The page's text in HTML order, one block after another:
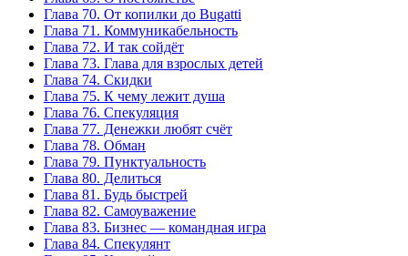
Глава 70. От копилки до Bugatti
Глава 71. Коммуникабельность
Глава 72. И так сойдёт
Глава 73. Глава для взрослых детей
Глава 74. Скидки
Глава 75. К чему лежит душа
Глава 76. Спекуляция
Глава 77. Денежки любят счёт
Глава 78. Обман
Глава 79. Пунктуальность
Глава 80. Делиться
Глава 81. Будь быстрей
Глава 82. Самоуважение
Глава 83. Бизнес — командная игра
Глава 84. Спекулянт